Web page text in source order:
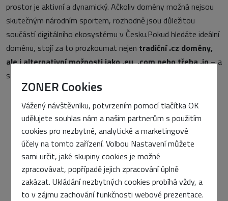
ZONER Cookies
Vážený návštěvníku, potvrzením pomocí tlačítka OK
udělujete souhlas nám a našim partnerům s použitím
cookies pro nezbytné, analytické a marketingové
účely na tomto zařízení. Volbou Nastavení můžete
sami určit, jaké skupiny cookies je možné
zpracovávat, popřípadě jejich zpracování úplně
zakázat. Ukládání nezbytných cookies probíhá vždy, a
to v zájmu zachování funkčnosti webové prezentace.
prostor je aktivní a dynamický. Ačkoliv domény možná nejsou
skutečným národním sportem, rozhodně jsou důležitou
součástí digitálního ekosystému v Česku.Pokud hledáte ideální
doménu, stojí za to prozkoumat nejen tradiční .cz domény,
ale i alternativní možnosti jako .eu, .com nebo třeba .io– a
s tím vám pomůže
PŘEDCHOZÍ ČLÁNEK
Hledáte alternativu k drahému Plesku? ZonerCloud přináší řešení
DALŠÍ ČLÁNEK
Nové zkrácení platnosti TLS certifikátů: Co nás čeká a jak se připravit?